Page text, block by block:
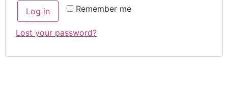
Remember me
Log in
Lost your password?